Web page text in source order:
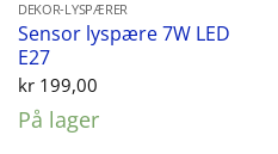
DEKOR-LYSPÆRER
Sensor lyspære 7W LED
E27
kr199,00
På lager